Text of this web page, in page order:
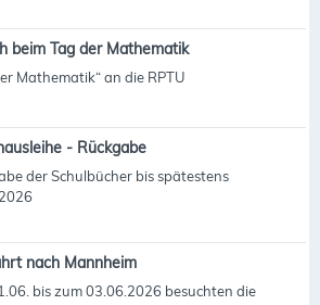
beim Tag der Mathematik
Mathematik“ an die RPTU
- Rückgabe
der Schulbücher bis spätestens
nach Mannheim
bis zum 03.06.2026 besuchten die